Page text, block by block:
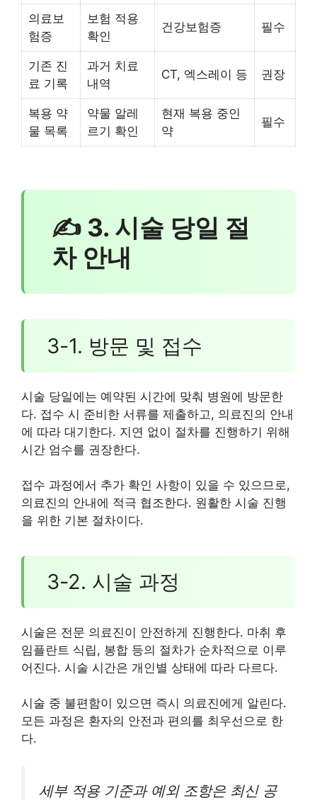
의료보
험증
보험 적용
확인
건강보험증 필수
기존 진
료 기록
과거 치료
내역
CT, 엑스레이 등 권장
복용 약
물 목록
약물 알레
르기 확인
현재 복용 중인
약
필수
✍ 3. 시술 당일 절
차 안내
3-1. 방문 및 접수
시술 당일에는 예약된 시간에 맞춰 병원에 방문한
다. 접수 시 준비한 서류를 제출하고, 의료진의 안내
에 따라 대기한다. 지연 없이 절차를 진행하기 위해
시간 엄수를 권장한다.
접수 과정에서 추가 확인 사항이 있을 수 있으므로,
의료진의 안내에 적극 협조한다. 원활한 시술 진행
을 위한 기본 절차이다.
3-2. 시술 과정
시술은 전문 의료진이 안전하게 진행한다. 마취 후
임플란트 식립, 봉합 등의 절차가 순차적으로 이루
어진다. 시술 시간은 개인별 상태에 따라 다르다.
시술 중 불편함이 있으면 즉시 의료진에게 알린다.
모든 과정은 환자의 안전과 편의를 최우선으로 한
다.
세부 적용 기준과 예외 조항은 최신 공